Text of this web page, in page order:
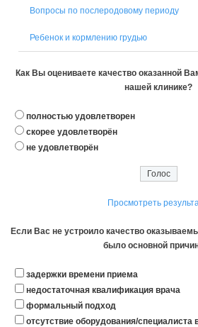
Вопросы по послеродовому периоду
Ребенок и кормлению грудью
Как Вы оцениваете качество оказанной
нашей клинике?
полностью удовлетворен
скорее удовлетворён
не удовлетворён
Просмотреть
Если Вас не устроило качество
было основной
задержки времени приема
недостаточная квалификация врача
формальный подход
отсутствие оборудования/